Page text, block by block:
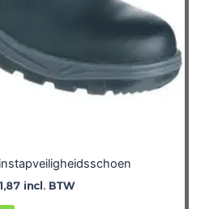
incl. BTW